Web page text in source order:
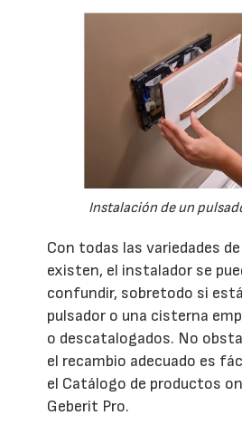
Instalación de un
Con todas las variedades
existen, el instalador se
confundir, sobretodo si
pulsador o una cisterna
o descatalogados. No
el recambio adecuado es
el Catálogo de productos
Geberit Pro.